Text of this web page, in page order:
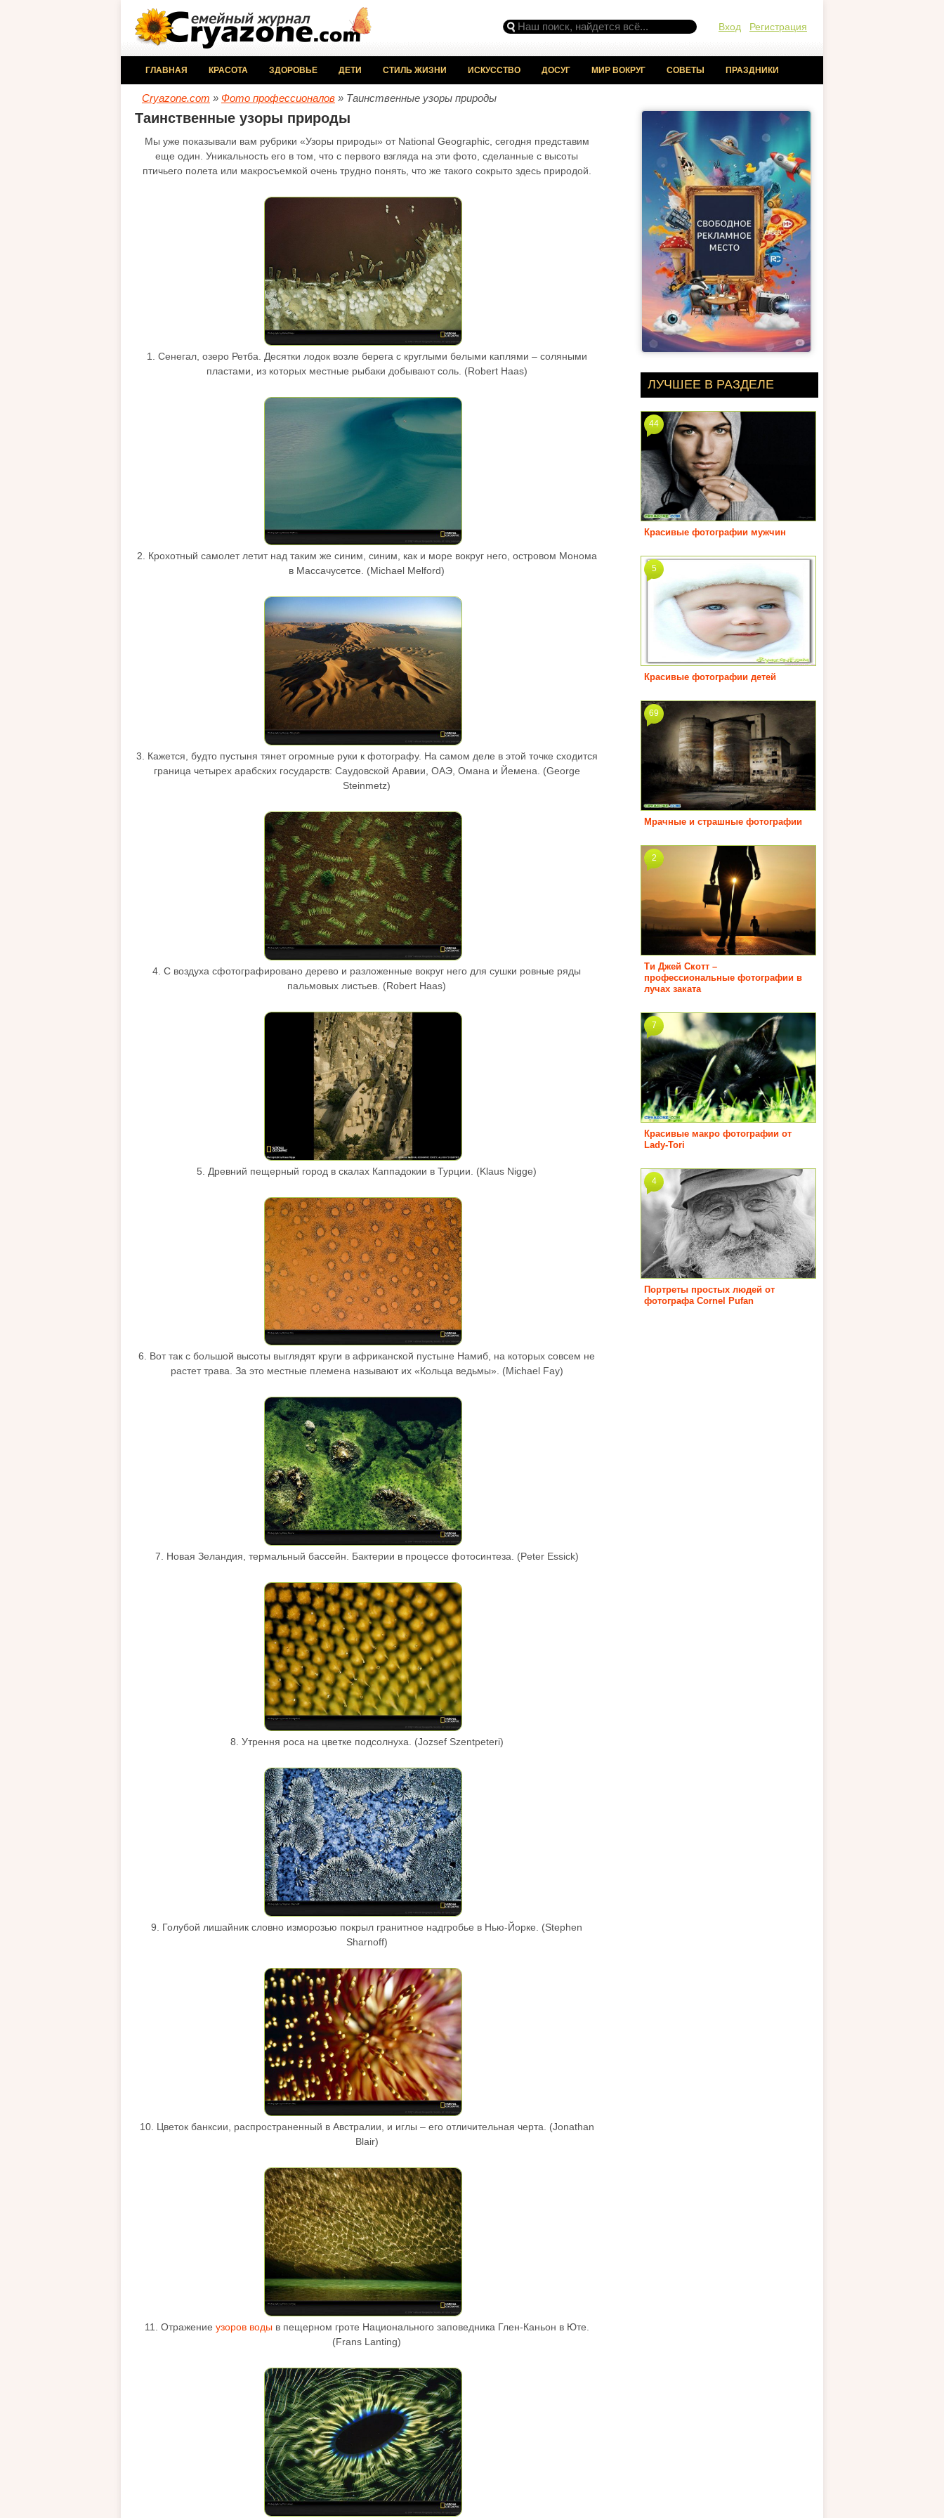
Вход Регистрация
ГЛАВНАЯ КРАСОТА ЗДОРОВЬЕ ДЕТИ СТИЛЬ ЖИЗНИ ИСКУССТВО ДОСУГ МИР ВОКРУГ СОВЕТЫ ПРАЗДНИКИ
Cryazone.com » Фото профессионалов » Таинственные узоры природы
Таинственные узоры природы
Мы уже показывали вам рубрики «Узоры природы» от National Geographic, сегодня представим
еще один. Уникальность его в том, что с первого взгляда на эти фото, сделанные с высоты
птичьего полета или макросъемкой очень трудно понять, что же такого сокрыто здесь природой.
1. Сенегал, озеро Ретба. Десятки лодок возле берега с круглыми белыми каплями – соляными
пластами, из которых местные рыбаки добывают соль. (Robert Haas)
2. Крохотный самолет летит над таким же синим, синим, как и море вокруг него, островом Монома
в Массачусетсе. (Michael Melford)
3. Кажется, будто пустыня тянет огромные руки к фотографу. На самом деле в этой точке сходится
граница четырех арабских государств: Саудовской Аравии, ОАЭ, Омана и Йемена. (George
Steinmetz)
4. С воздуха сфотографировано дерево и разложенные вокруг него для сушки ровные ряды
пальмовых листьев. (Robert Haas)
5. Древний пещерный город в скалах Каппадокии в Турции. (Klaus Nigge)
6. Вот так с большой высоты выглядят круги в африканской пустыне Намиб, на которых совсем не
растет трава. За это местные племена называют их «Кольца ведьмы». (Michael Fay)
7. Новая Зеландия, термальный бассейн. Бактерии в процессе фотосинтеза. (Peter Essick)
8. Утрення роса на цветке подсолнуха. (Jozsef Szentpeteri)
9. Голубой лишайник словно изморозью покрыл гранитное надгробье в Нью-Йорке. (Stephen
Sharnoff)
10. Цветок банксии, распространенный в Австралии, и иглы – его отличительная черта. (Jonathan
Blair)
11. Отражение узоров водыв пещерном гроте Национального заповедника Глен-Каньон в Юте.
(Frans Lanting)
ЛУЧШЕЕ В РАЗДЕЛЕ
Красивые фотографии мужчин
44
Красивые фотографии детей
5
Мрачные и страшные фотографии
69
Ти Джей Скотт –
профессиональные фотографии в
лучах заката
2
Красивые макро фотографии от
Lady-Tori
7
Портреты простых людей от
фотографа Cornel Pufan
4